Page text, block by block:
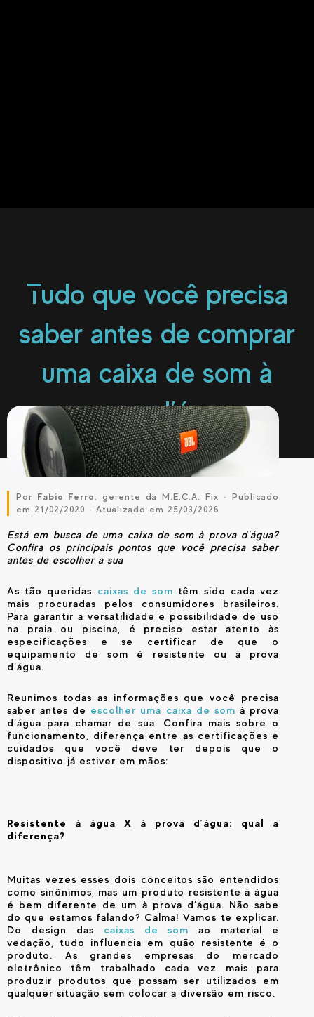
Tudo que você precisa
saber antes de comprar
uma caixa de som à
prova d’água
Por Fabio Ferro
, gerente da M.E.C.A. Fix · Publicado
em 21/02/2020 · Atualizado em 25/03/2026
Está em busca de uma caixa de som à prova d’água?
Confira os principais pontos que você precisa saber
antes de escolher a sua
As tão queridas caixas de som têm sido cada vez
mais procuradas pelos consumidores brasileiros.
Para garantir a versatilidade e possibilidade de uso
na praia ou piscina, é preciso estar atento às
especificações e se certificar de que o
equipamento de som é resistente ou à prova
d’água.
Reunimos todas as informações que você precisa
saber antes de escolher uma caixa de som à prova
d’água para chamar de sua. Confira mais sobre o
funcionamento, diferença entre as certificações e
cuidados que você deve ter depois que o
dispositivo já estiver em mãos:
Resistente à água X à prova d’água: qual a
diferença?
Muitas vezes esses dois conceitos são entendidos
como sinônimos, mas um produto resistente à água
é bem diferente de um à prova d’água. Não sabe
do que estamos falando? Calma! Vamos te explicar.
Do design das caixas de som ao material e
vedação, tudo influencia em quão resistente é o
produto. As grandes empresas do mercado
eletrônico têm trabalhado cada vez mais para
produzir produtos que possam ser utilizados em
qualquer situação sem colocar a diversão em risco.